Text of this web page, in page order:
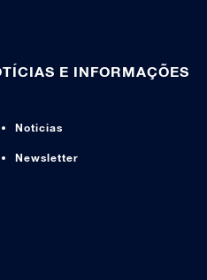
E INFORMAÇÕES
Noticias
Newsletter